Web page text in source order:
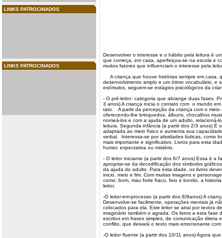
LINKS PATROCINADOS
LINKS PATROCINADOS
Desenvolver o interesse e o hábito pela leitura é
que começa, em casa, aperfeiçoa-se na escola e
muitos fatores que influenciam o interesse pela
A criança que houve histórias sempre em casa,
desenvolvimento amplo e um ótimo vocabulário, e
estímulos, seguem-se estágios psicológicos da
- O pré-leitor: categoria que abrange duas fases.
3 anos) A criança inicia o contato com o mundo
tato. A partir da percepção da criança com o meio
oferecendo-lhe brinquedos, álbuns, chocalhos
nomeá-los e com a ajuda de um adulto, relacioná-
leitura. Segunda infância (a partir dos 2/3 anos) É
adaptada ao meio físico e aumenta sua
verbal. Interessa-se por atividades lúdicas, como
mais importante e significativo. Livros para esta
humor, expectativa ou mistério.
- O leitor iniciante (a partir dos 6/7 anos) Essa é a
apropriar-se da decodificação dos símbolos
da ajuda do adulto. Para esta idade, os livros
inicio, meio e fim. Com muitas imagens e
como: bom, mau forte fraco, feio e bonito, a
leitor.
-O leitor-em-processo (a partir dos 8/9anos) A
Desenvolve-se facilmente, operações mentais já
colocados para ela. Este leitor se atrai por textos
imaginário também o agrada. Os livros a esta fase
escritos em frases simples, de comunicação direta
conflito, que deixará o texto mais emocionante
-O leitor fluente (a partir dos 10/11 anos) Agora